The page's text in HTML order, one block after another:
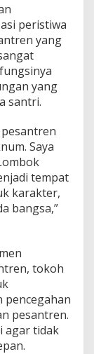
peristiwa
yang
yang
santri.
Saya
tempat
karakter,
bangsa,”
tokoh
pencegahan
pesantren.
agar tidak